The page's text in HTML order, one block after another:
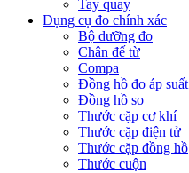
Tay quay
Dụng cụ đo chính xác
Bộ dưỡng đo
Chân đế từ
Compa
Đồng hồ đo áp suất
Đồng hồ so
Thước cặp cơ khí
Thước cặp điện tử
Thước cặp đồng hồ
Thước cuộn